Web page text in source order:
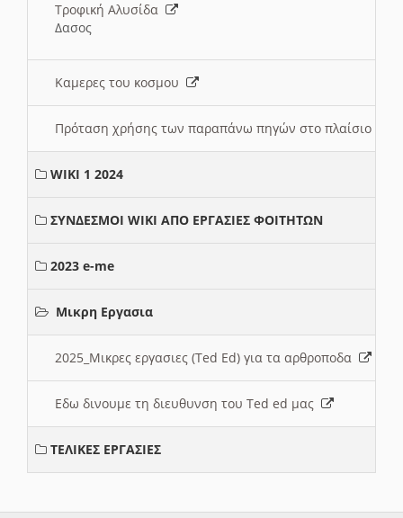
Τροφική Αλυσίδα
Δασος
Καμερες του κοσμου
Πρόταση χρήσης των παραπάνω πηγών στο πλαίσιο
WIKI 1 2024
ΣΥΝΔΕΣΜΟΙ WIKI ΑΠΟ ΕΡΓΑΣΙΕΣ ΦΟΙΤΗΤΩΝ
2023 e-me
Μικρη Εργασια
2025_Μικρες εργασιες (Ted Ed) για τα αρθροποδα
Εδω δινουμε τη διευθυνση του Ted ed μας
ΤΕΛΙΚΕΣ ΕΡΓΑΣΙΕΣ